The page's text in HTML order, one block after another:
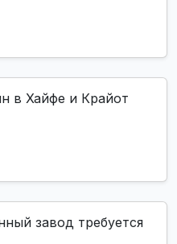
в Хайфе и Крайот
завод требуется